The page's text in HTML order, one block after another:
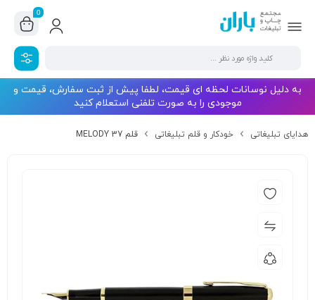
0
به دلیل نوسانات لحظه ای قیمت، لطفا پیش از ثبت سفارش، قیمت و
موجودی را به صورت تلفنی استعلام کنید
هدایای تبلیغاتی خودکار و قلم تبلیغاتی قلم MELODY 37